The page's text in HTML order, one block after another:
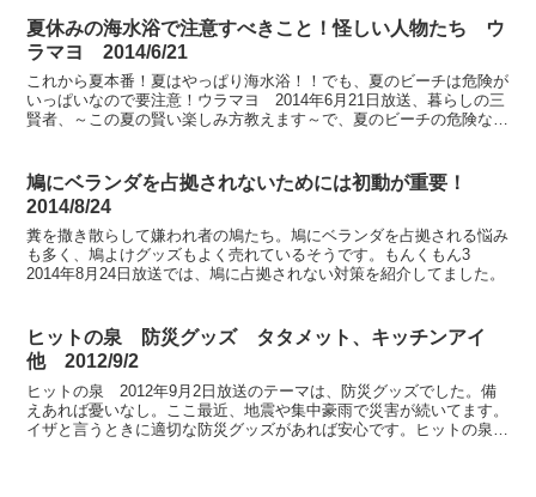
夏休みの海水浴で注意すべきこと！怪しい人物たち ウ
ラマヨ 2014/6/21
これから夏本番！夏はやっぱり海水浴！！でも、夏のビーチは危険が
いっぱいなので要注意！ウラマヨ 2014年6月21日放送、暮らしの三
賢者、～この夏の賢い楽しみ方教えます～で、夏のビーチの危険なポ
鳩にベランダを占拠されないためには初動が重要！
2014/8/24
糞を撒き散らして嫌われ者の鳩たち。鳩にベランダを占拠される悩み
も多く、鳩よけグッズもよく売れているそうです。もんくもん3
2014年8月24日放送では、鳩に占拠されない対策を紹介してました。
ヒットの泉 防災グッズ タタメット、キッチンアイ
他 2012/9/2
ヒットの泉 2012年9月2日放送のテーマは、防災グッズでした。備
えあれば憂いなし。ここ最近、地震や集中豪雨で災害が続いてます。
イザと言うときに適切な防災グッズがあれば安心です。ヒットの泉で